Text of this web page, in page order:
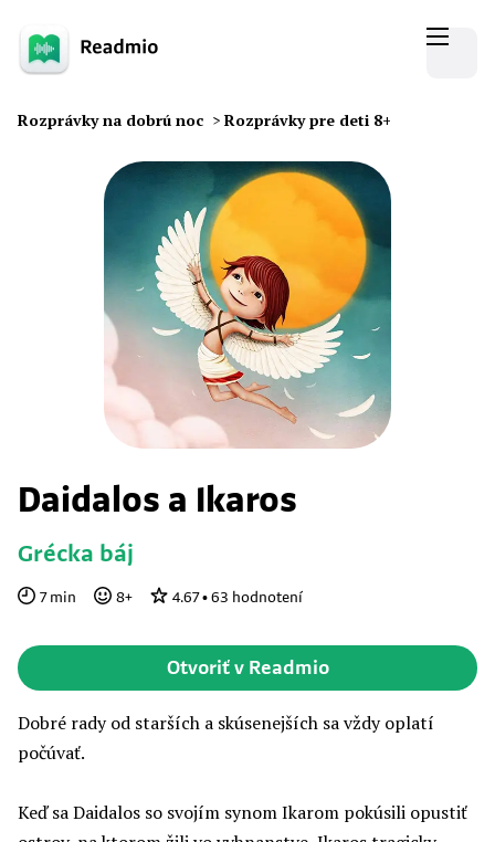
Rozprávky na dobrú noc > Rozprávky pre deti 8+
Daidalos a Ikaros
Grécka báj
7min 8+ 4.67• 63 hodnotení
Otvoriť v Readmio
Dobré rady od starších a skúsenejších sa vždy oplatí
počúvať.
Keď sa Daidalos so svojím synom Ikarom pokúsili opustiť